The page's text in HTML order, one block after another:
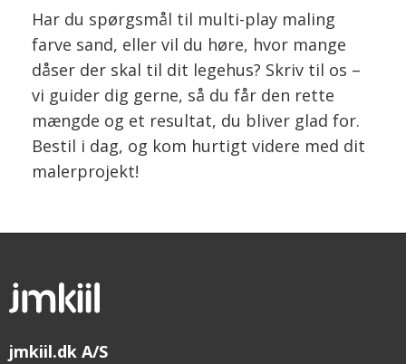
Har du spørgsmål til multi-play maling
farve sand, eller vil du høre, hvor mange
dåser der skal til dit legehus? Skriv til os –
vi guider dig gerne, så du får den rette
mængde og et resultat, du bliver glad for.
Bestil i dag, og kom hurtigt videre med dit
malerprojekt!
jmkiil.dk A/S